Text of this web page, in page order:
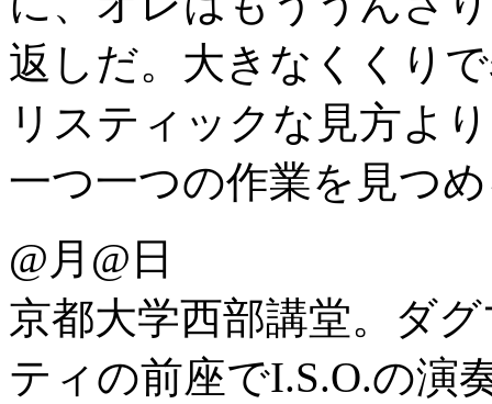
返しだ。大きなくくり
リスティックな見方よ
一つ一つの作業を見つ
@月@日
京都大学西部講堂。ダ
ティの前座でI.S.O.の演